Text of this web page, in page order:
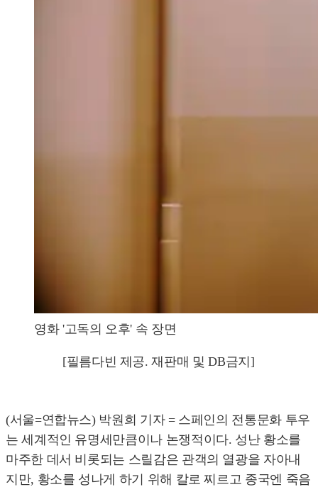
영화 '고독의 오후' 속 장면
[필름다빈 제공. 재판매 및 DB금지]
(서울=연합뉴스) 박원희 기자 = 스페인의 전통문화 투우
는 세계적인 유명세만큼이나 논쟁적이다. 성난 황소를
마주한 데서 비롯되는 스릴감은 관객의 열광을 자아내
지만, 황소를 성나게 하기 위해 칼로 찌르고 종국엔 죽음